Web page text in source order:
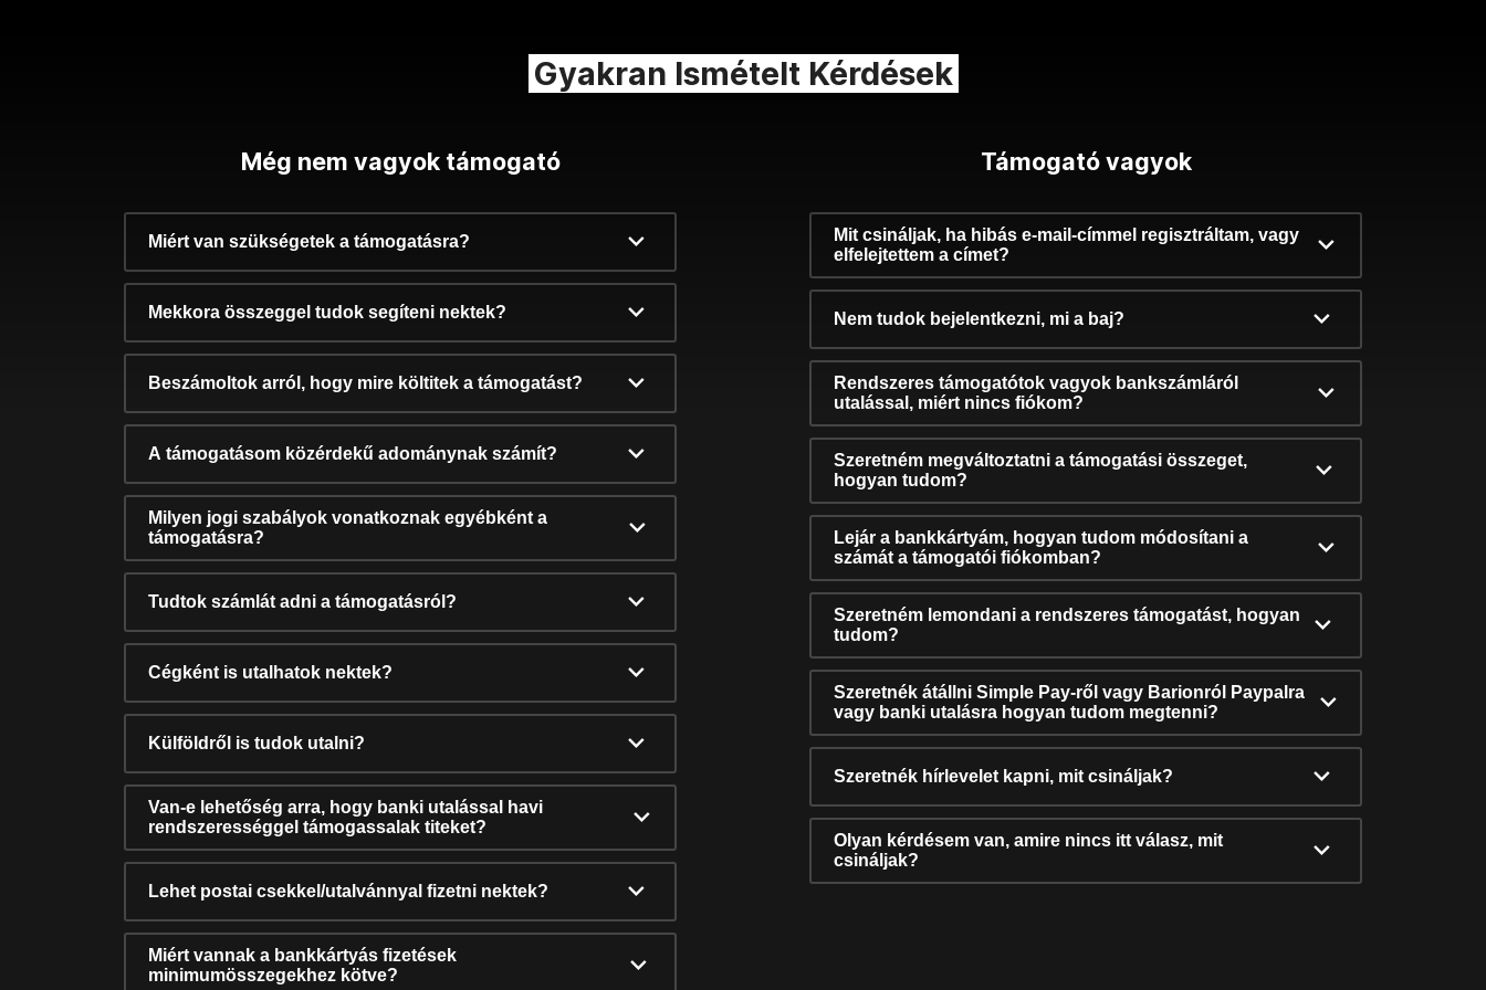
Gyakran Ismételt Kérdések
Még nem vagyok támogató
Miért van szükségetek a támogatásra?
Mekkora összeggel tudok segíteni nektek?
Beszámoltok arról, hogy mire költitek a támogatást?
A támogatásom közérdekű adománynak számít?
Milyen jogi szabályok vonatkoznak egyébként a
támogatásra?
Tudtok számlát adni a támogatásról?
Cégként is utalhatok nektek?
Külföldről is tudok utalni?
Van-e lehetőség arra, hogy banki utalással havi
rendszerességgel támogassalak titeket?
Lehet postai csekkel/utalvánnyal fizetni nektek?
Miért vannak a bankkártyás fizetések
minimumösszegekhez kötve?
Támogató vagyok
Mit csináljak, ha hibás e-mail-címmel regisztráltam, vagy
elfelejtettem a címet?
Nem tudok bejelentkezni, mi a baj?
Rendszeres támogatótok vagyok bankszámláról
utalással, miért nincs fiókom?
Szeretném megváltoztatni a támogatási összeget,
hogyan tudom?
Lejár a bankkártyám, hogyan tudom módosítani a
számát a támogatói fiókomban?
Szeretném lemondani a rendszeres támogatást, hogyan
tudom?
Szeretnék átállni Simple Pay-ről vagy Barionról Paypalra
vagy banki utalásra hogyan tudom megtenni?
Szeretnék hírlevelet kapni, mit csináljak?
Olyan kérdésem van, amire nincs itt válasz, mit
csináljak?